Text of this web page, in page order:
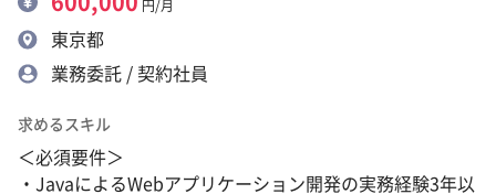
円/月
東京都
業務委託 / 契約社員
求めるスキル
＜必須要件＞
・JavaによるWebアプリケーション開発の実務経験3年以